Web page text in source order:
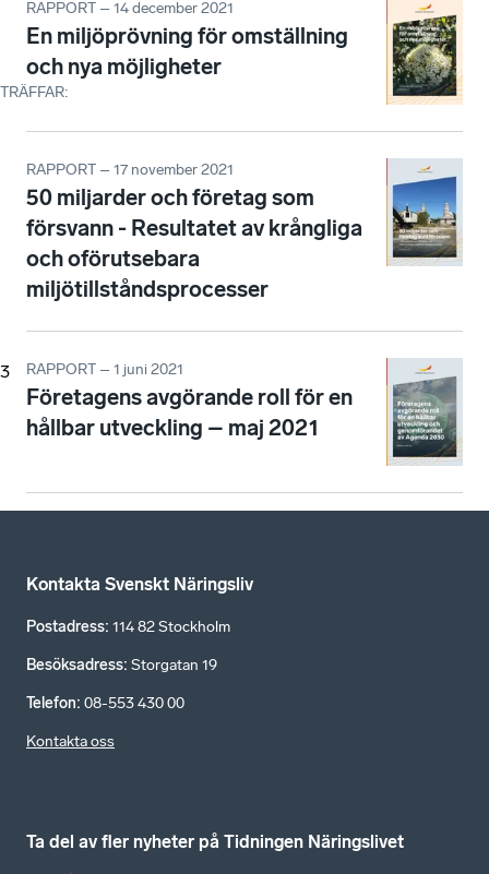
TRÄFFAR:
3
RAPPORT – 14 december 2021
En miljöprövning för omställning
och nya möjligheter
RAPPORT – 17 november 2021
50 miljarder och företag som
försvann - Resultatet av krångliga
och oförutsebara
miljötillståndsprocesser
RAPPORT – 1 juni 2021
Företagens avgörande roll för en
hållbar utveckling – maj 2021
Kontakta Svenskt Näringsliv
Postadress: 114 82 Stockholm
Besöksadress: Storgatan 19
Telefon: 08-553 430 00
Kontakta oss
Ta del av fler nyheter på Tidningen Näringslivet